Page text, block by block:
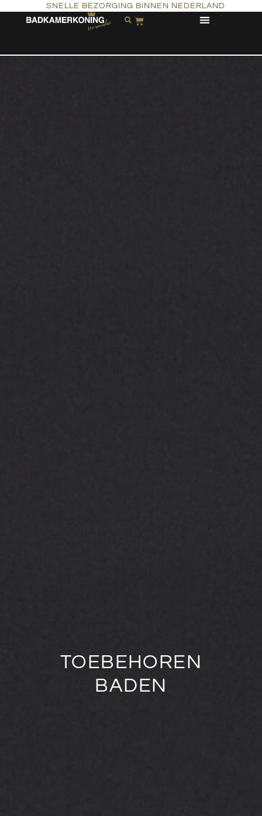
SNELLE BEZORGING BINNEN NEDERLAND
TOEBEHOREN
BADEN